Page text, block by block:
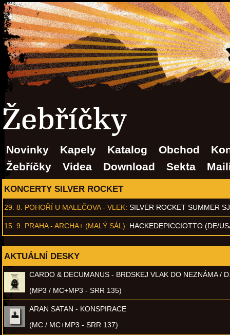
Žebříčky
Novinky Kapely Katalog Obchod
Žebříčky
Videa Download Sekta
KONCERTY SILVER ROCKET
29. 8. POHOŘÍ U MALEČOVA - VLEK: SILVER ROCKET SUMMER
15. 9. PRAHA - ARCHA+ (MALÝ SÁL): HACKEDEPICCIOTTO (DE/
AKTUÁLNÍ DESKY
CARDO & DECUMANUS - BRDSKEJ VLAK DO NEZNÁMA /
(MP3 / MC+MP3 - SRR 135)
ARAN SATAN - KONSPIRACE
(MC / MC+MP3 - SRR 137)